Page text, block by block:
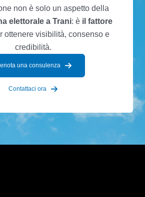
non è solo un aspetto della
elettorale a Trani: è il fattore
ottenere visibilità, consenso e
credibilità.
una consulenza
Contattaci ora